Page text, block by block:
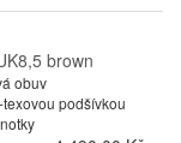
brown
obuv
podšívkou